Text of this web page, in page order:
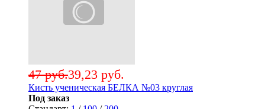
39,23 руб.
47 руб.
Кисть ученическая БЕЛКА №03 круглая
Под заказ